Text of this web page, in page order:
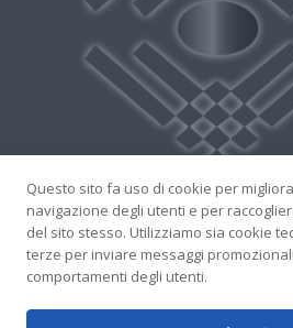
Sviluppato da Akebia -
Questo sito fa uso di cookie per
navigazione degli utenti e per
del sito stesso. Utilizziamo sia cookie
terze per inviare messaggi
comportamenti degli utenti.